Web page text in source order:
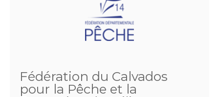
Fédération du Calvados
pour la Pêche et la